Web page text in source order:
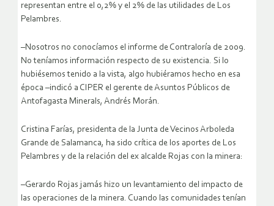
representan entre el 0,2% y el 2% de las utilidades de Los
Pelambres.
–Nosotros no conocíamos el informe de Contraloría de 2009.
No teníamos información respecto de su existencia. Si lo
hubiésemos tenido a la vista, algo hubiéramos hecho en esa
época –indicó a CIPER el gerente de Asuntos Públicos de
Antofagasta Minerals, Andrés Morán.
Cristina Farías, presidenta de la Junta de Vecinos Arboleda
Grande de Salamanca, ha sido crítica de los aportes de Los
Pelambres y de la relación del ex alcalde Rojas con la minera:
–Gerardo Rojas jamás hizo un levantamiento del impacto de
las operaciones de la minera. Cuando las comunidades tenían